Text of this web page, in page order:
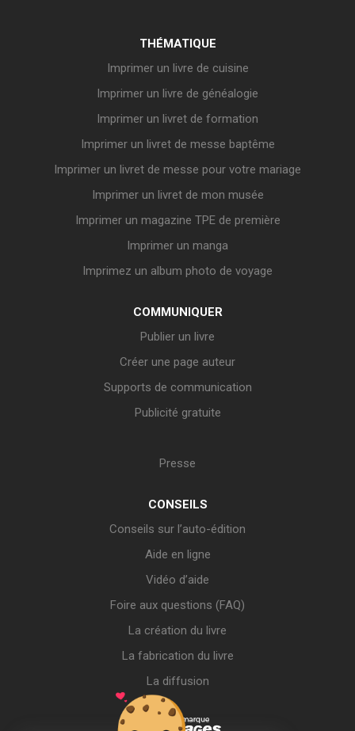
THÉMATIQUE
Imprimer un livre de cuisine
Imprimer un livre de généalogie
Imprimer un livret de formation
Imprimer un livret de messe baptême
Imprimer un livret de messe pour votre mariage
Imprimer un livret de mon musée
Imprimer un magazine TPE de première
Imprimer un manga
Imprimez un album photo de voyage
COMMUNIQUER
Publier un livre
Créer une page auteur
Supports de communication
Publicité gratuite
Presse
CONSEILS
Conseils sur l’auto-édition
Aide en ligne
Vidéo d’aide
Foire aux questions (FAQ)
La création du livre
La fabrication du livre
La diffusion